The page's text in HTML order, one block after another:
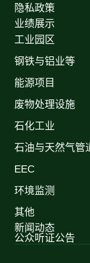
隐私政策
业绩展示
工业园区
钢铁与铝业等
能源项目
废物处理设施
石化工业
石油与天然气管
EEC
环境监测
其他
新闻动态
公众听证公告